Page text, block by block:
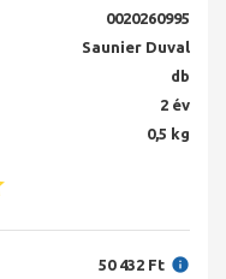
0020260995
Saunier Duval
db
2 év
0,5 kg
50 432 Ft